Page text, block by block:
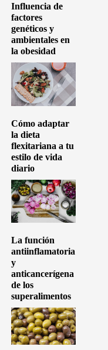
Influencia de
factores
genéticos y
ambientales en
la obesidad
Cómo adaptar
la dieta
flexitariana a tu
estilo de vida
diario
La función
antiinflamatoria
y
anticancerígena
de los
superalimentos